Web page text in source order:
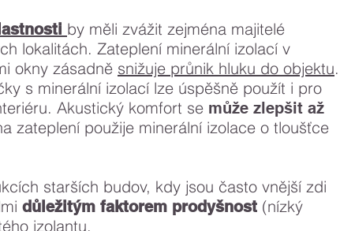
by měli zvážit zejména majitelé
lokalitách. Zateplení minerální izolací v
okny zásadně snižuje průnik hluku do objektu.
s minerální izolací lze úspěšně použít i pro
Akustický komfort se může zlepšit až
zateplení použije minerální izolace o tloušťce
starších budov, kdy jsou často vnější zdi
důležitým faktorem prodyšnost (nízký
izolantu.